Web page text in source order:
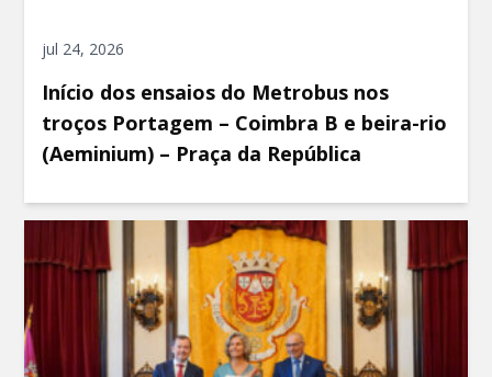
jul 24, 2026
Início dos ensaios do Metrobus nos
troços Portagem – Coimbra B e beira-rio
(Aeminium) – Praça da República